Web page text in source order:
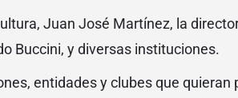
Juan José Martínez, la
Buccini, y diversas instituciones.
entidades y clubes que quieran